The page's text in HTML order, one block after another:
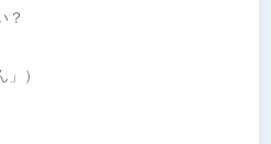
？
）